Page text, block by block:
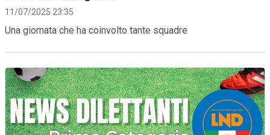
11/07/2025 23:35
Una giornata che ha coinvolto tante squadre